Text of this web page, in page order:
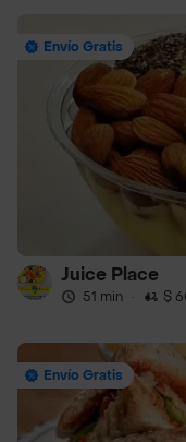
Envío Gratis
Juice Place
51 min · $
Envío Gratis